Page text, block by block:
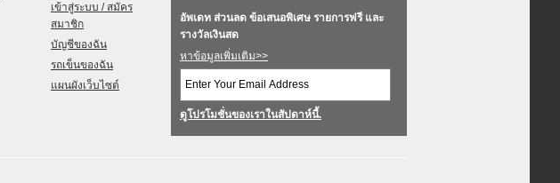
เข้าสู่ระบบ / สมัคร
สมาชิก
บัญชีของฉัน
รถเข็นของฉัน
แผนผังเว็บไซต์
อัพเดท ส่วนลด ข้อเสนอพิเศษ รายการฟรี และ
รางวัลเงินสด
หาข้อมูลเพิ่มเติม>>
ดูโปรโมชั่นของเราในสัปดาห์นี้.